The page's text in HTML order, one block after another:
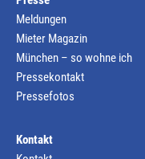
Meldungen
Mieter Magazin
München – so wohne ich
Pressekontakt
Pressefotos
Kontakt